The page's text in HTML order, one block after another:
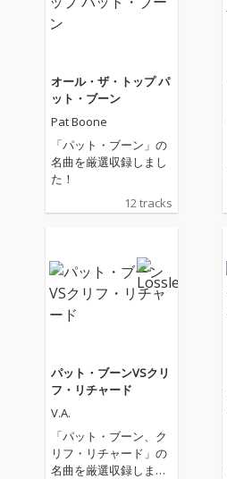
オール・ザ・トップ パ
ット・ブーン
Pat Boone
「パット・ブーン」の
名曲を厳選収録しまし
た！
12 tracks
パット・ブーンVSクリ
フ・リチャード
V.A.
「パット・ブーン、ク
リフ・リチャード」の
名曲を厳選収録しまし